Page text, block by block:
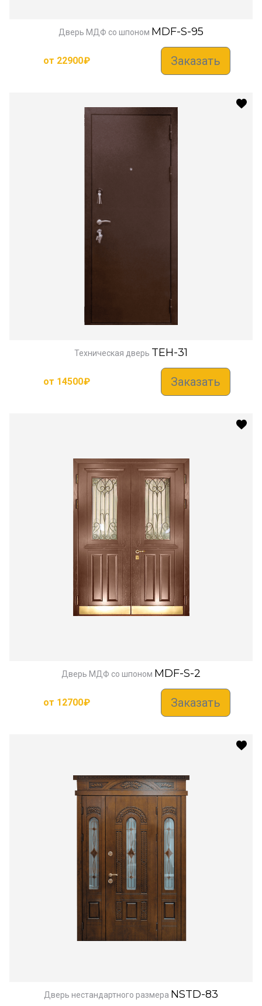
Дверь МДФ со шпоном MDF-S-95
от 22900₽ Заказать
Техническая дверь TEH-31
от 14500₽ Заказать
Дверь МДФ со шпоном MDF-S-2
от 12700₽ Заказать
Дверь нестандартного размера NSTD-83